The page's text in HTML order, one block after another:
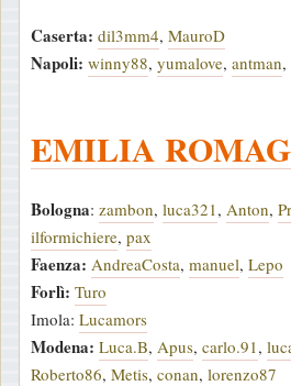
Caserta: dil3mm4, MauroD
Napoli: winny88, yumalove, antman,
EMILIA
Bologna: zambon, luca321 , Anton,
ilformichiere, pax
Faenza: AndreaCosta, manuel, Lepo
Forlì: Turo
Imola: Lucamors
Modena: Luca.B, Apus, carlo.91 ,
Roberto86, Metis, conan, lorenzo87